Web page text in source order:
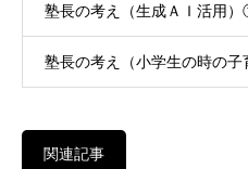
塾長の考え（生成ＡＩ活用
塾長の考え（小学生の時の
関連記事